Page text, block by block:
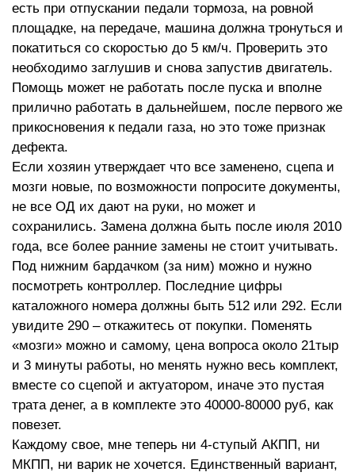
есть при отпускании педали тормоза, на ровной
площадке, на передаче, машина должна тронуться и
покатиться со скоростью до 5 км/ч. Проверить это
необходимо заглушив и снова запустив двигатель.
Помощь может не работать после пуска и вполне
прилично работать в дальнейшем, после первого же
прикосновения к педали газа, но это тоже признак
дефекта.
Если хозяин утверждает что все заменено, сцепа и
мозги новые, по возможности попросите документы,
не все ОД их дают на руки, но может и
сохранились. Замена должна быть после июля 2010
года, все более ранние замены не стоит учитывать.
Под нижним бардачком (за ним) можно и нужно
посмотреть контроллер. Последние цифры
каталожного номера должны быть 512 или 292. Если
увидите 290 – откажитесь от покупки. Поменять
«мозги» можно и самому, цена вопроса около 21тыр
и 3 минуты работы, но менять нужно весь комплект,
вместе со сцепой и актуатором, иначе это пустая
трата денег, а в комплекте это 40000-80000 руб, как
повезет.
Каждому свое, мне теперь ни 4-ступый АКПП, ни
МКПП, ни варик не хочется. Единственный вариант,